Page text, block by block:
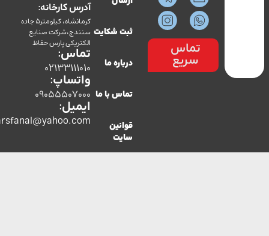
تماس
سریع
ثبت شکایت
درباره ما
تماس با ما
قوانین
آدرس کارخانه:
کرمانشاه، کیلومتر5 جاده
سنندج،شرکت صنایع
الکتریکی پارس حفاظ
تماس:
02133111010
واتساپ:
09055507000
ایمیل:
co.parsfanal@yahoo.com